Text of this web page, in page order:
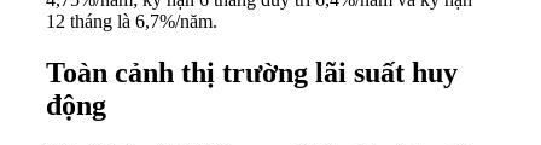
12 tháng là 6,7%/năm.
Toàn cảnh thị trường lãi suất huy
động